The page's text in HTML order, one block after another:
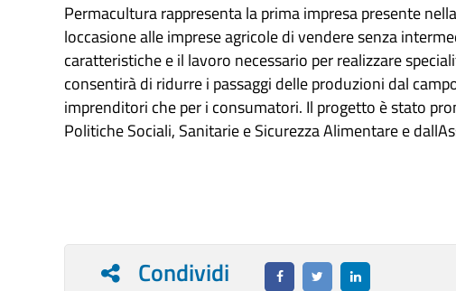
Permacultura rappresenta la prima impresa presente
loccasione alle imprese agricole di vendere senza
caratteristiche e il lavoro necessario per realizzare
consentirà di ridurre i passaggi delle produzioni dal
imprenditori che per i consumatori. Il progetto è stato
Politiche Sociali, Sanitarie e Sicurezza Alimentare e
Condividi